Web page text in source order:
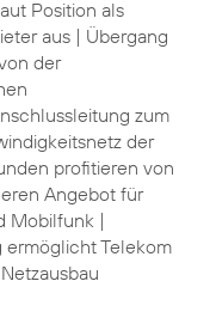
Position als
aus | Übergang
der
zum
der
profitieren von
Angebot für
Mobilfunk |
ermöglicht Telekom